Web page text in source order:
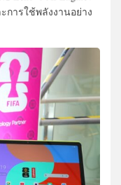
การใช้พลังงานอย่าง